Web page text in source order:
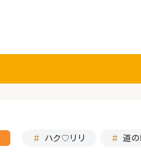
ハク♡リリ 道の